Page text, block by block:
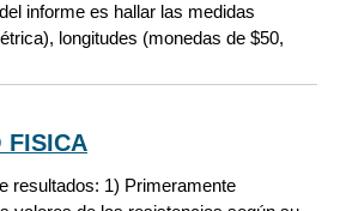
informe es hallar las medidas
longitudes (monedas de $50,
FISICA
resultados: 1) Primeramente